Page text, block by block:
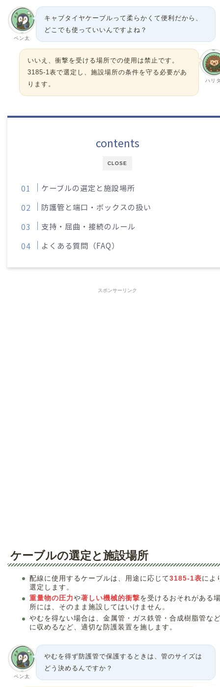
ペン太
キャブタイヤケーブルって柔らかくて便利だから、
どこでも使っていいんですよね？
ハリ
いいえ、衝撃を受ける場所での使用は禁止です。
3185-1表で選定し、施設場所の条件を守る必要があ
ります。
CLOSE
contents
ケーブルの選定と施設場所
防護管と端口・ボックスの扱い
支持・屈曲・接続のルール
よくある質問（FAQ）
スポンサーリンク
ケーブルの選定と施設場所
配線に使用するケーブルは、用途に応じて3185-1表によ
選定します。
重量物の圧力や著しい機械的衝撃を受けるおそれがある
所には、そのまま施設してはいけません。
やむを得ない場合は、金属管・ガス鉄管・合成樹脂管な
に収めるなど、適切な防護装置を施します。
ペン太
やむを得ず防護管で保護するときは、管のサイズは
どう決めるんですか？